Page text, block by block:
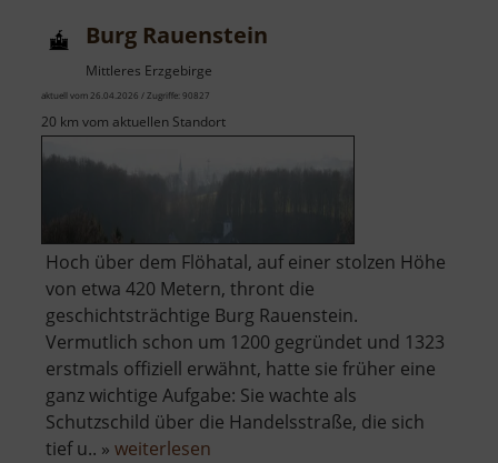
Burg Rauenstein
Mittleres Erzgebirge
aktuell vom 26.04.2026 / Zugriffe: 90827
20 km vom aktuellen Standort
Hoch über dem Flöhatal, auf einer stolzen Höhe
von etwa 420 Metern, thront die
geschichtsträchtige Burg Rauenstein.
Vermutlich schon um 1200 gegründet und 1323
erstmals offiziell erwähnt, hatte sie früher eine
ganz wichtige Aufgabe: Sie wachte als
Schutzschild über die Handelsstraße, die sich
tief u.. » weiterlesen